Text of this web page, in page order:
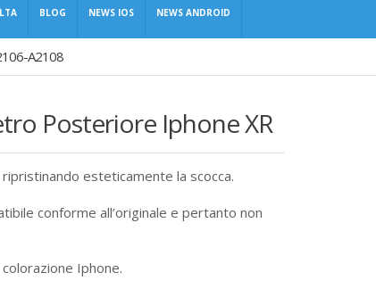
BLOG NEWS IOS NEWS ANDROID
A2108
Posteriore Iphone XR
esteticamente la scocca.
conforme all’originale e pertanto non
Iphone.